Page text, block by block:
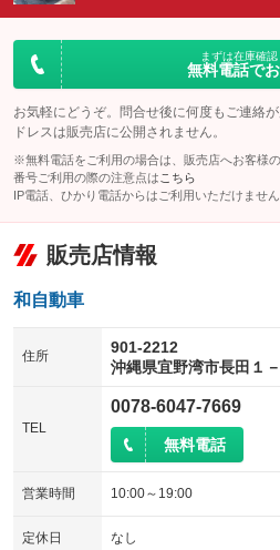
：装備なし
まずは在庫確
無料電話で
お気軽にどうぞ。問合せ後に何度もご連絡
ドレスは販売店に公開されません。
※無料電話をご利用の場合は、販売店へお客様
番号ご利用の際の注意点は こちら
IP電話、ひかり電話からはご利用いただけません
販売店情報
和自動車
住所
901-2212
沖縄県宜野湾市長田１
TEL
0078-6047-7669
無料電話
営業時間 10:00～19:00
定休日 なし